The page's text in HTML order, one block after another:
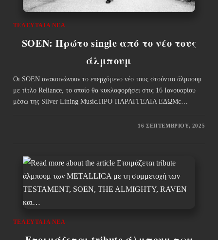
ΤΕΛΕΥΤΑΊΑ ΝΈΑ
SOEN: Πρώτο single από το νέο τους
άλμπουμ
Οι SOEN ανακοινώνουν το επερχόμενο νέο τους στούντιο άλμπουμ
με τίτλο Reliance, το οποίο θα κυκλοφορήσει στις 16 Ιανουαρίου
μέσω της Silver Lining Music.ΠΡΟ-ΠΑΡΑΓΓΕΛΙΑ ΕΔΩΜε…
16 ΣΕΠΤΕΜΒΡΊΟΥ, 2025
ΤΕΛΕΥΤΑΊΑ ΝΈΑ